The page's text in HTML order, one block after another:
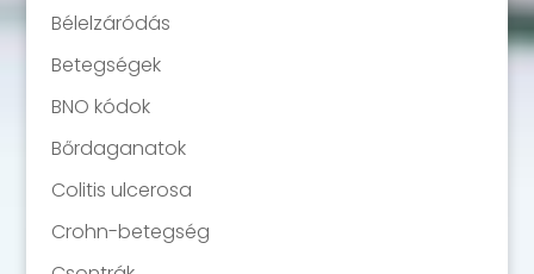
Bélelzáródás
Betegségek
BNO kódok
Bőrdaganatok
Colitis ulcerosa
Crohn-betegség